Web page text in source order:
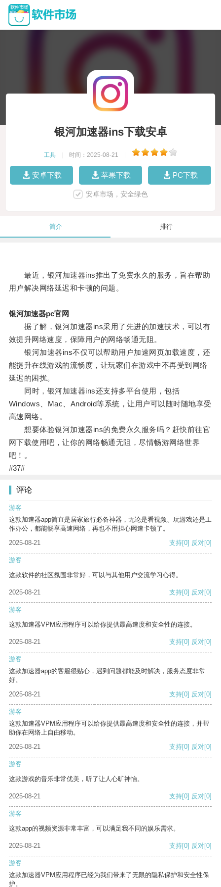
银河加速器ins下载安卓
工具 时间：2025-08-21
安卓下载 苹果下载 PC下载
安卓市场，安全绿色
简介 排行
最近，银河加速器ins推出了免费永久的服务，旨在帮助
用户解决网络延迟和卡顿的问题。
银河加速器pc官网
据了解，银河加速器ins采用了先进的加速技术，可以有
效提升网络速度，保障用户的网络畅通无阻。
银河加速器ins不仅可以帮助用户加速网页加载速度，还
能提升在线游戏的流畅度，让玩家们在游戏中不再受到网络
延迟的困扰。
同时，银河加速器ins还支持多平台使用，包括
Windows、Mac、Android等系统，让用户可以随时随地享受
高速网络。
想要体验银河加速器ins的免费永久服务吗？赶快前往官
网下载使用吧，让你的网络畅通无阻，尽情畅游网络世界
吧！。
#37#
评论
游客
这款加速器app简直是居家旅行必备神器，无论是看视频、玩游戏还是工
作办公，都能畅享高速网络，再也不用担心网速卡顿了。
2025-08-21
支持[0] 反对[0]
游客
这款软件的社区氛围非常好，可以与其他用户交流学习心得。
2025-08-21 支持[0] 反对[0]
游客
这款加速器VPM应用程序可以给你提供最高速度和安全性的连接。
2025-08-21 支持[0] 反对[0]
游客
这款加速器app的客服很贴心，遇到问题都能及时解决，服务态度非常
好。
2025-08-21
支持[0] 反对[0]
游客
这款加速器VPM应用程序可以给你提供最高速度和安全性的连接，并帮
助你在网络上自由移动。
2025-08-21
支持[0] 反对[0]
游客
这款游戏的音乐非常优美，听了让人心旷神怡。
2025-08-21 支持[0] 反对[0]
游客
这款app的视频资源非常丰富，可以满足我不同的娱乐需求。
2025-08-21 支持[0] 反对[0]
游客
这款加速器VPM应用程序已经为我们带来了无限的隐私保护和安全性保
护。